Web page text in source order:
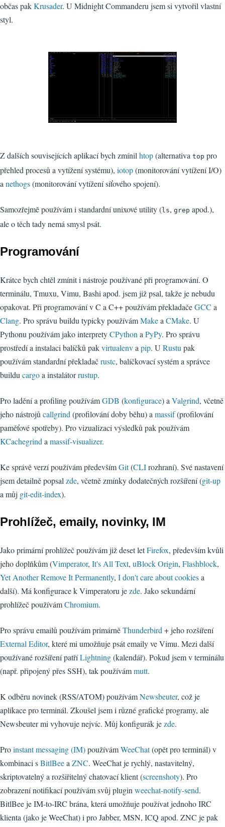
občas pakKrusader. U Midnight Commanderu jsem si vytvořil vlastní
styl.
Z dalších souvisejících aplikací bych zmínil htop(alternativa top pro
přehled procesů a vytížení systému), iotop(monitorování vytížení I/O)
a nethogs(monitorování vytížení síťového spojení).
Samozřejmě používám i standardní unixové utility ( ls, grep apod.),
ale o těch tady nemá smysl psát.
Programování
Krátce bych chtěl zmínit i nástroje používané při programování. O
terminálu, Tmuxu, Vimu, Bashi apod. jsem již psal, takže je nebudu
opakovat. Při programování v C a C++ používám překladačeGCC a
Clang. Pro správu buildu typicky používámMakea CMake. U
Pythonu používám jako interpretyCPython a PyPy. Pro správu
prostředí a instalaci balíčků pakvirtualenva pip. U Rustu pak
používám standardní překladačrustc, balíčkovací systém a správce
buildu cargoa instalátorrustup.
Pro ladění a profiling používámGDB (konfigurace) a Valgrind, včetně
jeho nástrojů callgrind (profilování doby běhu) a massif(profilování
paměťové spotřeby). Pro vizualizaci výsledků pak používám
KCachegrind a massif-visualizer.
Ke správě verzí používám předevšímGit(CLIrozhraní). Své nastavení
jsem detailně popsal zde, včetně zmínky dodatečných rozšíření (git-up
a můj git-edit-index).
Prohlížeč, emaily, novinky, IM
Jako primární prohlížeč používám již deset letFirefox, především kvůli
jeho doplňkům (Vimperator, It's All Text, uBlock Origin, Flashblock,
Yet Another Remove It Permanently, I don't care about cookiesa
další). Má konfigurace k Vimperatoru jezde. Jako sekundární
prohlížeč používámChromium.
Pro správu emailů používám primárněThunderbird + jeho rozšíření
External Editor, které mi umožňuje psát emaily ve Vimu. Mezi další
používané rozšíření patříLightning(kalendář). Pokud jsem v terminálu
(např. připojený přes SSH), tak používámmutt.
K odběru novinek (RSS/ATOM) používámNewsbeuter, což je
aplikace pro terminál. Zkoušel jsem i různé grafické programy, ale
Newsbeuter mi vyhovuje nejvíc. Můj konfigurák jezde.
Proinstant messaging (IM)používámWeeChat(opět pro terminál) v
kombinaci sBitlBeea ZNC. WeeChat je rychlý, nastavitelný,
skriptovatelný a rozšiřitelný chatovací klient (screenshoty). Pro
zobrazení notifikací používám svůj plugin weechat-notify-send.
BitlBee je IM-to-IRC brána, která umožňuje používat jednoho IRC
klienta (jako je WeeChat) i pro Jabber, MSN, ICQ apod. ZNC je pak